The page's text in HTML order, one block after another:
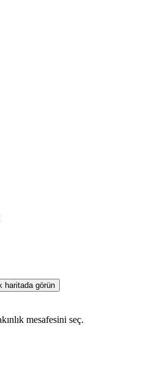
haritada görün
mesafesini seç.